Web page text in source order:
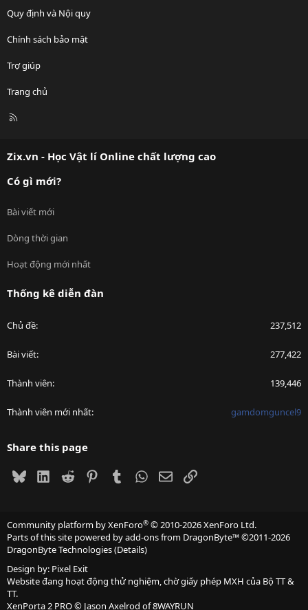
Quy định và Nội quy
Chính sách bảo mật
Trợ giúp
Trang chủ
R
Zix.vn - Học Vật lí Online chất lượng cao
Có gì mới?
Bài viết mới
Dòng thời gian
Hoạt động mới nhất
Thống kê diễn đàn
Chủ đề 237,512
Bài viết 277,422
Thành viên 139,446
Thành viên mới nhất gamdomguncel9
Share this page
BlueskyLinkedIn
Reddit PinterestTumblrWhatsApp
EmailLink
Community platform by XenForo® © 2010-2026 XenForo Ltd.
Parts of this site powered byadd-ons from DragonByte™©2011-2026
DragonByte Technologies(Details)
Design by: Pixel Exit
Website đang hoạt động thử nghiệm, chờ giấy phép MXH của Bộ TT &
TT.
XenPorta 2 PRO© Jason Axelrod of8WAYRUN